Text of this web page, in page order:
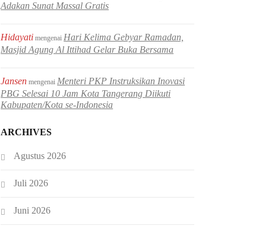
Adakan Sunat Massal Gratis
Hidayati mengenaiHari Kelima Gebyar Ramadan,
Masjid Agung Al Ittihad Gelar Buka Bersama
Jansen mengenaiMenteri PKP Instruksikan Inovasi
PBG Selesai 10 Jam Kota Tangerang Diikuti
Kabupaten/Kota se-Indonesia
ARCHIVES
Agustus 2026
Juli 2026
Juni 2026